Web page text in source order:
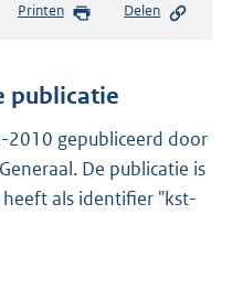
s
n
s
r
o
Printen Delen
publicatie
2010 gepubliceerd door
De publicatie is
als identifier "kst-